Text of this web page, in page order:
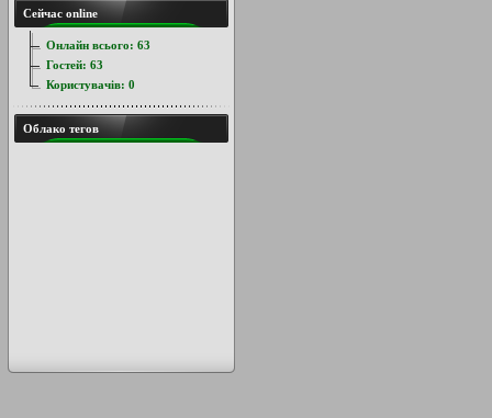
Сейчас online
Онлайн всього: 63
Гостей: 63
Користувачів: 0
Облако тегов